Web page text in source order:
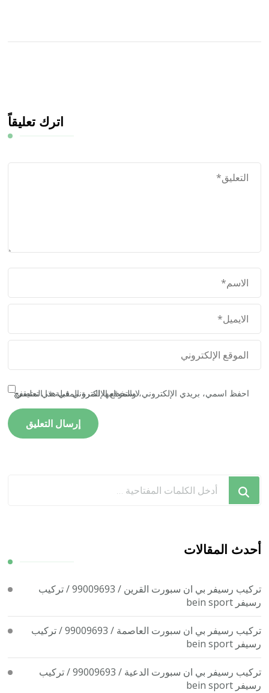
اترك تعليقاً
احفظ اسمي، بريدي الإلكتروني، والموقع الإلكتروني في هذا المتصفح لاستخدامها المرة المقبلة في تعليقي.
تبحث
ما؟
أحدث المقالات
تركيب رسيفر بي ان سبورت القرين / 99009693 / تركيب
رسيفر bein sport
تركيب رسيفر بي ان سبورت العاصمة / 99009693 / تركيب
رسيفر bein sport
تركيب رسيفر بي ان سبورت الدعية / 99009693 / تركيب
رسيفر bein sport